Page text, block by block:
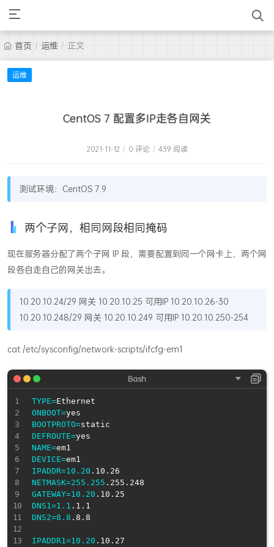
首页 / 运维 / 正文
运维
CentOS 7 配置多IP走各自网关
2021-11-12 / 0 评论 / 439 阅读
测试环境：CentOS 7.9
两个子网，相同网段相同掩码
现在服务器分配了两个子网 IP 段，需要配置到同一个网卡上，两个网
段各自走自己的网关出去。
10.20.10.24/29 网关 10.20.10.25 可用IP 10.20.10.26-30
10.20.10.248/29 网关 10.20.10.249 可用IP 10.20.10.250-254
cat /etc/sysconfig/network-scripts/ifcfg-em1
TYPE=
ONBOOT=
BOOTPROTO=
DEFROUTE=
NAME=
DEVICE=
IPADDR=10.20
NETMASK=255.255
GATEWAY=10.20
DNS1=1.1
DNS2=8.8 .8.8
IPADDR1=10.20